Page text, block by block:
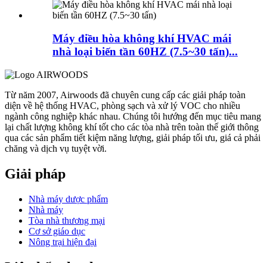
Máy điều hòa không khí HVAC mái
nhà loại biến tần 60HZ (7.5~30 tấn)...
Từ năm 2007, Airwoods đã chuyên cung cấp các giải pháp toàn
diện về hệ thống HVAC, phòng sạch và xử lý VOC cho nhiều
ngành công nghiệp khác nhau. Chúng tôi hướng đến mục tiêu mang
lại chất lượng không khí tốt cho các tòa nhà trên toàn thế giới thông
qua các sản phẩm tiết kiệm năng lượng, giải pháp tối ưu, giá cả phải
chăng và dịch vụ tuyệt vời.
Giải pháp
Nhà máy dược phẩm
Nhà máy
Tòa nhà thương mại
Cơ sở giáo dục
Nông trại hiện đại